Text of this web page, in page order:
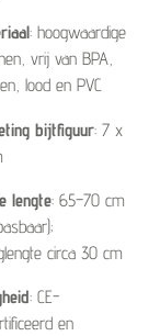
: hoogwaardige
vrij van BPA,
lood en PVC
bijtfiguur: 7 x
lengte: 65–70 cm
circa 30 cm
: CE-
en